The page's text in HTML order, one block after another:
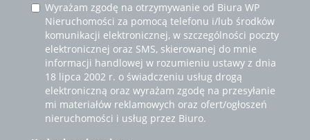
Wyrażam zgodę na otrzymywanie od Biura WP
Nieruchomości za pomocą telefonu i/lub środków
komunikacji elektronicznej, w szczególności poczty
elektronicznej oraz SMS, skierowanej do mnie
informacji handlowej w rozumieniu ustawy z dnia
18 lipca 2002 r. o świadczeniu usług drogą
elektroniczną oraz wyrażam zgodę na przesyłanie
mi materiałów reklamowych oraz ofert/ogłoszeń
nieruchomości i usług przez Biuro.